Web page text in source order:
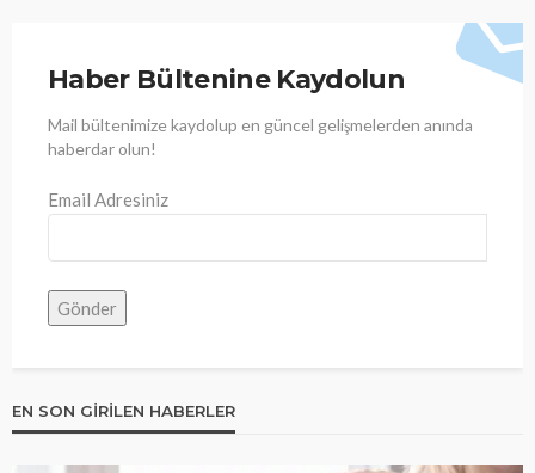
Haber Bültenine Kaydolun
Mail bültenimize kaydolup en güncel gelişmelerden anında
haberdar olun!
Email Adresiniz
EN SON GIRILEN HABERLER